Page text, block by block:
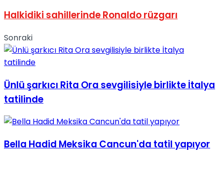
Halkidiki sahillerinde Ronaldo rüzgarı
Sonraki
Ünlü şarkıcı Rita Ora sevgilisiyle birlikte İtalya
tatilinde
Bella Hadid Meksika Cancun'da tatil yapıyor